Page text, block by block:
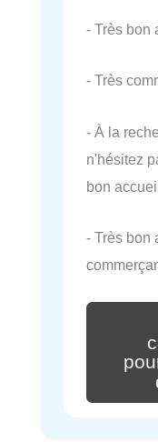
- Très bon
- Très
- À la
n'hésitez
bon
- Très bon